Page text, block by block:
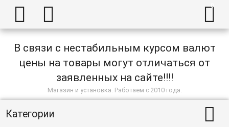
  
В связи с нестабильным курсом валют
цены на товары могут отличаться от
заявленных на сайте!!!!
Магазин и установка. Работаем с 2010 года.
Категории 